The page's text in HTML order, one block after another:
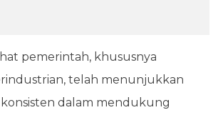
pemerintah, khususnya
telah menunjukkan
dalam mendukung